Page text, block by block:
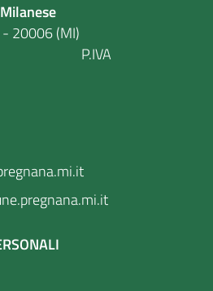
- 20006 (MI)
P.IVA